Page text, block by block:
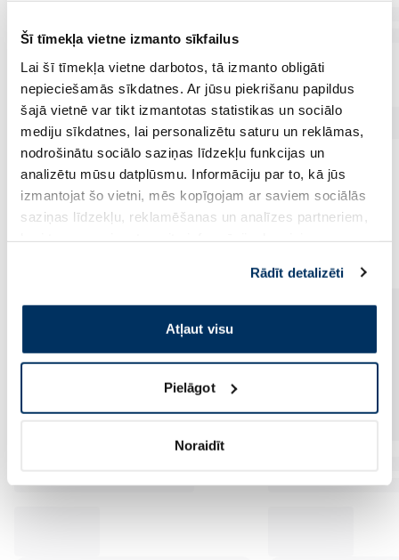
Šī tīmekļa vietne izmanto sīkfailus
Lai šī tīmekļa vietne darbotos, tā izmanto obligāti
nepieciešamās sīkdatnes. Ar jūsu piekrišanu papildus
šajā vietnē var tikt izmantotas statistikas un sociālo
mediju sīkdatnes, lai personalizētu saturu un reklāmas,
nodrošinātu sociālo saziņas līdzekļu funkcijas un
analizētu mūsu datplūsmu. Informāciju par to, kā jūs
izmantojat šo vietni, mēs kopīgojam ar saviem sociālās
saziņas līdzekļu, reklamēšanas un analīzes partneriem,
pakalpojumus. Ja piekrītat šo papildu sīkdatņu
izmantošanai, lūdzu, atzīmējiet savu izvēli:
Rādīt detalizēti
Atļaut visu
Pielāgot
Noraidīt
Vēl no šī zīmola